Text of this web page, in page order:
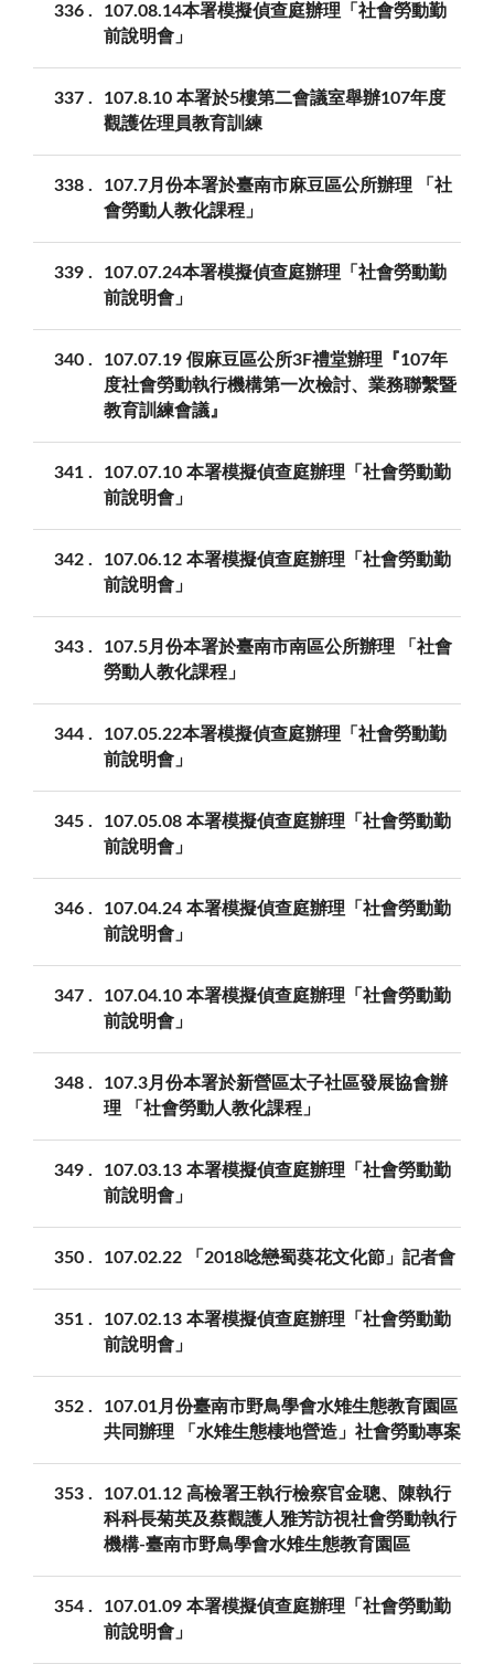
336
107.08.14本署模擬偵查庭辦理「社會勞動勤
前說明會」
337
107.8.10 本署於5樓第二會議室舉辦107年度
觀護佐理員教育訓練
338
107.7月份本署於臺南市麻豆區公所辦理 「社
會勞動人教化課程」
339
107.07.24本署模擬偵查庭辦理「社會勞動勤
前說明會」
340
107.07.19 假麻豆區公所3F禮堂辦理『107年
度社會勞動執行機構第一次檢討、業務聯繫暨
教育訓練會議』
341
107.07.10 本署模擬偵查庭辦理「社會勞動勤
前說明會」
342
107.06.12 本署模擬偵查庭辦理「社會勞動勤
前說明會」
343
107.5月份本署於臺南市南區公所辦理 「社會
勞動人教化課程」
344
107.05.22本署模擬偵查庭辦理「社會勞動勤
前說明會」
345
107.05.08 本署模擬偵查庭辦理「社會勞動勤
前說明會」
346
107.04.24 本署模擬偵查庭辦理「社會勞動勤
前說明會」
347
107.04.10 本署模擬偵查庭辦理「社會勞動勤
前說明會」
348
107.3月份本署於新營區太子社區發展協會辦
理 「社會勞動人教化課程」
349
107.03.13 本署模擬偵查庭辦理「社會勞動勤
前說明會」
350 107.02.22 「2018唸戀蜀葵花文化節」記者會
351
107.02.13 本署模擬偵查庭辦理「社會勞動勤
前說明會」
352
107.01月份臺南市野鳥學會水雉生態教育園區
共同辦理 「水雉生態棲地營造」社會勞動專案
353
107.01.12 高檢署王執行檢察官金聰、陳執行
科科長菊英及蔡觀護人雅芳訪視社會勞動執行
機構-臺南市野鳥學會水雉生態教育園區
354
107.01.09 本署模擬偵查庭辦理「社會勞動勤
前說明會」